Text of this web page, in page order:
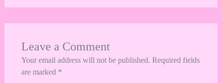
Leave a Comment
Your email address will not be published. Required fields
are marked *